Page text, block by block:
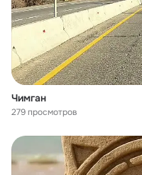
Чимган
279 просмотров